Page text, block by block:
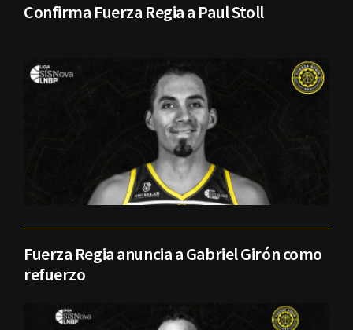
Confirma Fuerza Regia a Paul Stoll
Fuerza Regia anuncia a Gabriel Girón como
refuerzo